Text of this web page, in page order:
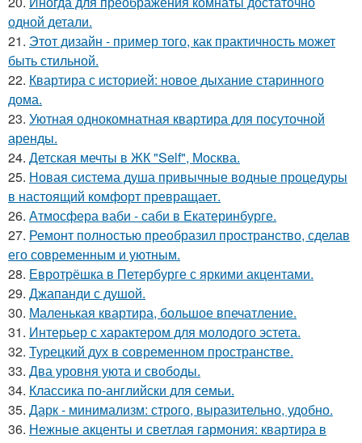
одной детали.
21. Этот дизайн - пример того, как практичность может
быть стильной.
22. Квартира с историей: новое дыхание старинного
дома.
23. Уютная однокомнатная квартира для посуточной
аренды.
24. Детская мечты в ЖК "Self", Москва.
25. Новая система душа привычные водные процедуры
в настоящий комфорт превращает.
26. Атмосфера ваби - саби в Екатеринбурге.
27. Ремонт полностью преобразил пространство, сделав
его современным и уютным.
28. Евротрёшка в Петербурге с яркими акцентами.
29. Джапанди с душой.
30. Маленькая квартира, большое впечатление.
31. Интерьер с характером для молодого эстета.
32. Турецкий дух в современном пространстве.
33. Два уровня уюта и свободы.
34. Классика по-английски для семьи.
35. Дарк - минимализм: строго, выразительно, удобно.
36. Нежные акценты и светлая гармония: квартира в